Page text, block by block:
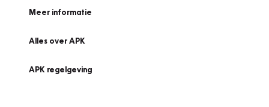
Meer informatie
Alles over APK
APK regelgeving